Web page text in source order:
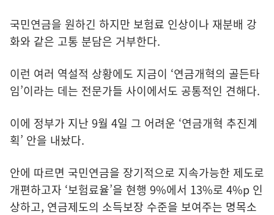
국민연금을 원하긴 하지만 보험료 인상이나 재분배 강
화와 같은 고통 분담은 거부한다.
이런 여러 역설적 상황에도 지금이 ‘연금개혁의 골든타
임’이라는 데는 전문가들 사이에서도 공통적인 견해다.
이에 정부가 지난 9월 4일 그 어려운 ‘연금개혁 추진계
획’ 안을 내놨다.
안에 따르면 국민연금을 장기적으로 지속가능한 제도로
개편하고자 ‘보험료율’을 현행 9%에서 13%로 4%p 인
상하고, 연금제도의 소득보장 수준을 보여주는 명목소